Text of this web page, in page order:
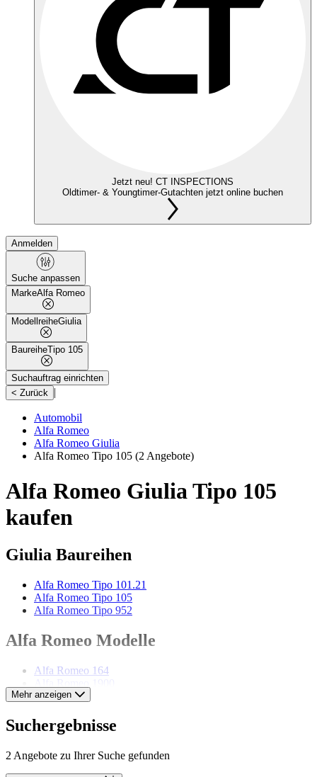
Jetzt neu! CT INSPECTIONS
Oldtimer- & Youngtimer-Gutachten jetzt online buchen
Anmelden
Suche anpassen
MarkeAlfa Romeo
ModellreiheGiulia
BaureiheTipo 105
Suchauftrag einrichten
< Zurück |
Automobil
Alfa Romeo
Alfa Romeo Giulia
Alfa Romeo Tipo 105 (2 Angebote)
Alfa Romeo Giulia Tipo 105
kaufen
Giulia Baureihen
Alfa Romeo Tipo 101.21
Alfa Romeo Tipo 105
Alfa Romeo Tipo 952
Alfa Romeo Modelle
Alfa Romeo 164
Alfa Romeo 2000
Alfa Romeo 6C
Alfa Romeo 75
Alfa Romeo Giulietta
Alfa Romeo GTV
Mehr anzeigen
Suchergebnisse
2 Angebote zu Ihrer Suche gefunden